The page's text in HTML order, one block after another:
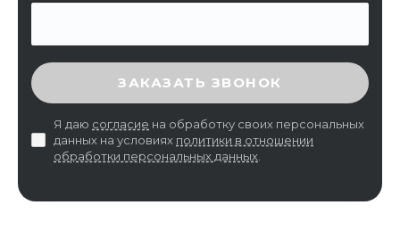
ВВЕДИТЕ ПРОВЕРОЧНЫЙ КОД
ЗАКАЗАТЬ ЗВОНОК
Я даю согласие на обработку своих персональных
данных на условиях политики в отношении
обработки персональных данных